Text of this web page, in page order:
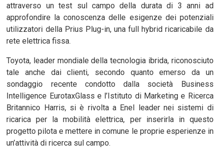
attraverso un test sul campo della durata di 3 anni ad
approfondire la conoscenza delle esigenze dei potenziali
utilizzatori della Prius Plug-in, una full hybrid ricaricabile da
rete elettrica fissa.
Toyota, leader mondiale della tecnologia ibrida, riconosciuto
tale anche dai clienti, secondo quanto emerso da un
sondaggio recente condotto dalla società Business
Intelligence EurotaxGlass e l’Istituto di Marketing e Ricerca
Britannico Harris, si è rivolta a Enel leader nei sistemi di
ricarica per la mobilità elettrica, per inserirla in questo
progetto pilota e mettere in comune le proprie esperienze in
un’attività di ricerca sul campo.